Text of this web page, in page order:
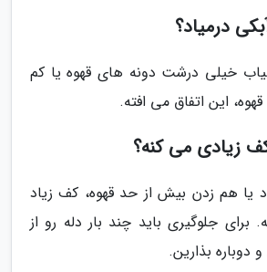
درمیاد؟
خیلی درشت دونه های قهوه یا کم
این اتفاق می افته.
زیادی می کنه؟
یا هم زدن بیش از حد قهوه، کف زیاد
جلوگیری باید چند بار دله رو از
دوباره بذارین.